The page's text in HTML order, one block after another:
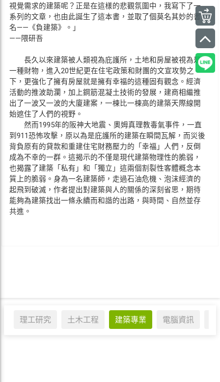
理工研究 土木工程 建築專業 電腦資訊
視覺需求的建築呢？正是在這樣的悲觀氛圍中，我寫下了一
系列的文章，也由此誕生了這本書，並取了個莫名其妙的書
名——《負建築》。」
——隈研吾
長久以來建築被人類視為庇護所，土地和房屋被視為是
一種財物，進入20世紀更在住宅政策和財團的文宣攻勢之
下，更強化了擁有房屋就是擁有幸福的這種固有觀念。經濟
活動的推波助瀾，加上鋼筋混凝土技術的發展，建商相繼推
出了一波又一波的大廈建案，一棟比一棟高的建築天際線開
始遮住了人們的視野。
然而1995年的阪神大地震、奧姆真理教毒氣事件，一直
到911恐怖攻擊，原以為是庇護所的建築在瞬間瓦解，而災後
背負原有的貸款和重建住宅財務壓力的「幸福」人們，反倒
成為不幸的一群。這揭示的不僅是現代建築物理性的脆弱，
也揭露了建築「私有」和「獨立」這兩個割裂性客體概念本
質上的脆弱。身為一名建築師，走過石油危機、泡沫經濟的
起飛到破滅，作者提出對建築與人的關係的深刻省思，期待
能夠為建築找出一條永續而和諧的出路，與時間、自然並存
共進。